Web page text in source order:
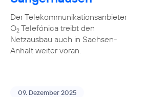
Der Telekommunikationsanbieter
O2Telefónica treibt den
Netzausbau auch in Sachsen-
Anhalt weiter voran.
09. Dezember 2025